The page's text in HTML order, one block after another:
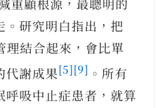
重顧根源，最聰明的
。研究明白指出，把
理結合起來，會比單
代謝成果[5][9] 。所有
吸中止症患者，就算